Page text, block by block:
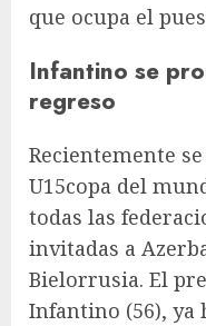
que ocupa el
Infantino se
regreso
Recientemente
U15copa del
todas las
invitadas a
Bielorrusia. El
Infantino (56), ya